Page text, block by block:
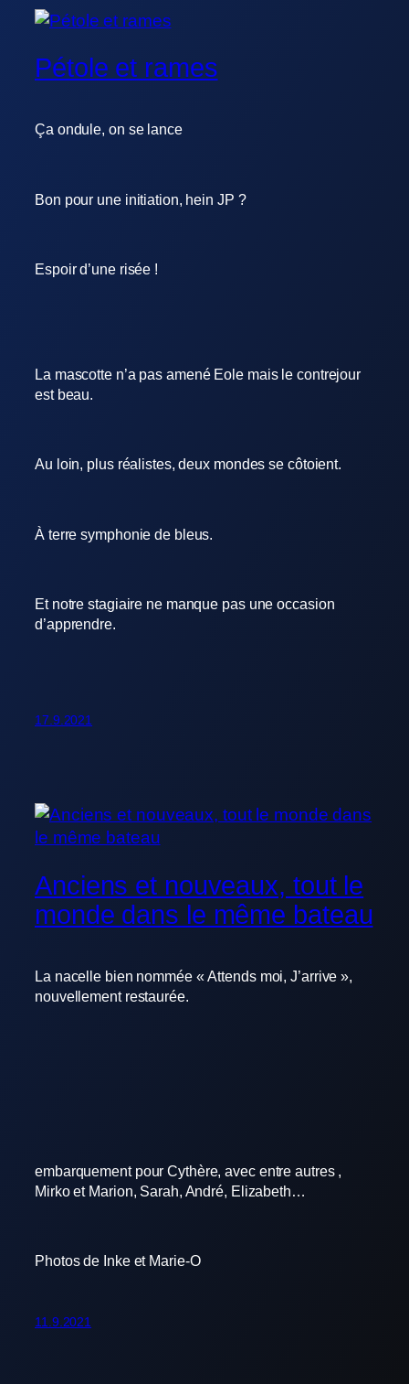
Pétole et rames
Ça ondule, on se lance
Bon pour une initiation, hein JP ?
Espoir d’une risée !
La mascotte n’a pas amené Eole mais le contrejour
est beau.
Au loin, plus réalistes, deux mondes se côtoient.
À terre symphonie de bleus.
Et notre stagiaire ne manque pas une occasion
d’apprendre.
17.9.2021
Anciens et nouveaux, tout le
monde dans le même bateau
La nacelle bien nommée « Attends moi, J’arrive »,
nouvellement restaurée.
embarquement pour Cythère, avec entre autres ,
Mirko et Marion, Sarah, André, Elizabeth…
Photos de Inke et Marie-O
11.9.2021